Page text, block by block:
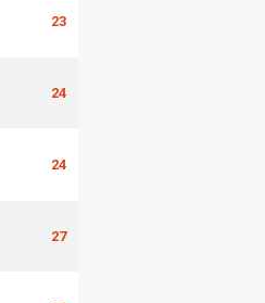
23
24
24
27